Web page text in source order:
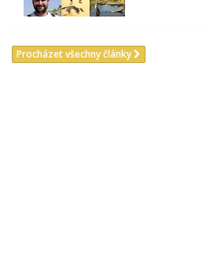
Procházet všechny články